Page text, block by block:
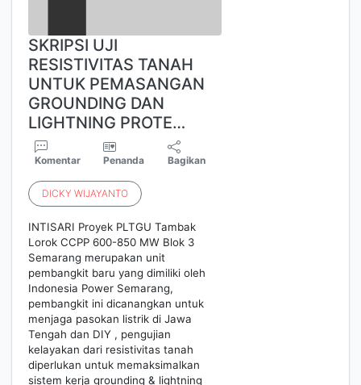
SKRIPSI UJI
RESISTIVITAS TANAH
UNTUK PEMASANGAN
GROUNDING DAN
LIGHTNING PROTE…
Komentar Penanda Bagikan
DICKY WIJAYANTO
INTISARI Proyek PLTGU Tambak
Lorok CCPP 600-850 MW Blok 3
Semarang merupakan unit
pembangkit baru yang dimiliki oleh
Indonesia Power Semarang,
pembangkit ini dicanangkan untuk
menjaga pasokan listrik di Jawa
Tengah dan DIY , pengujian
kelayakan dari resistivitas tanah
diperlukan untuk memaksimalkan
sistem kerja grounding & lightning